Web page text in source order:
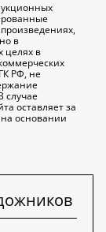
в
целях в
РФ, не
случае
оставляет за
основании